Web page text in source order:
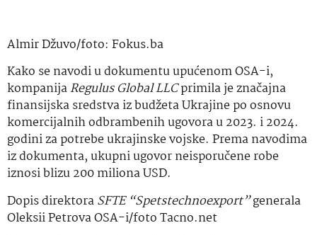
Almir Džuvo/foto: Fokus.ba
Kako se navodi u dokumentu upućenom OSA-i,
kompanijaRegulus Global LLCprimila je značajna
finansijska sredstva iz budžeta Ukrajine po osnovu
komercijalnih odbrambenih ugovora u 2023. i 2024.
godini za potrebe ukrajinske vojske. Prema navodima
iz dokumenta, ukupni ugovor neisporučene robe
iznosi blizu 200 miliona USD.
Dopis direktoraSFTE “Spetstechnoexport”generala
Oleksii Petrova OSA-i/foto Tacno.net